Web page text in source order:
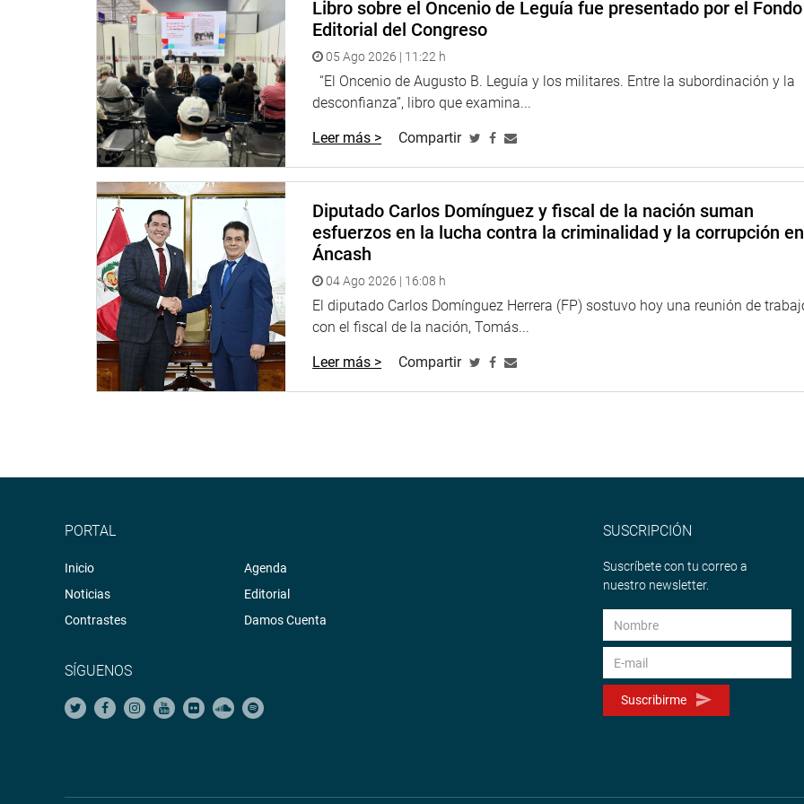
Libro sobre el Oncenio de Leguía fue presentado por el Fondo
Editorial del Congreso
05 Ago 2026 | 11:22 h
“El Oncenio de Augusto B. Leguía y los militares. Entre la subordinación y la
desconfianza”, libro que examina...
Leer más > Compartir
Diputado Carlos Domínguez y fiscal de la nación suman
esfuerzos en la lucha contra la criminalidad y la corrupción en
Áncash
04 Ago 2026 | 16:08 h
El diputado Carlos Domínguez Herrera (FP) sostuvo hoy una reunión de
con el fiscal de la nación, Tomás...
Leer más > Compartir
PORTAL
Inicio
Noticias
Contrastes
Agenda
Editorial
Damos Cuenta
SÍGUENOS
SUSCRIPCIÓN
Suscríbete con tu correo a
nuestro newsletter.
Suscribirme